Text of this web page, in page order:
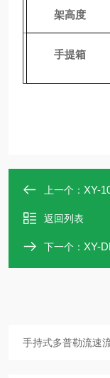
架高度
手提箱
上一个： XY-
返回列表
下一个： XY-